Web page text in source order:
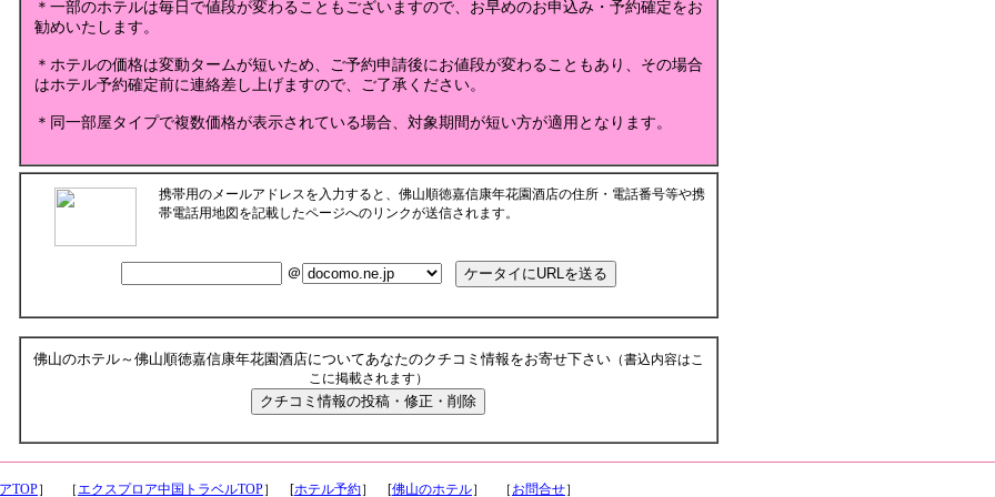
＊一部のホテルは毎日で値段が変わることもございますので、お早めのお申込み・予約確定をお
勧めいたします。
＊ホテルの価格は変動タームが短いため、ご予約申請後にお値段が変わることもあり、その場合
はホテル予約確定前に連絡差し上げますので、ご了承ください。
＊同一部屋タイプで複数価格が表示されている場合、対象期間が短い方が適用となります。
携帯用のメールアドレスを入力すると、佛山順徳嘉信康年花園酒店の住所・電話番号等や携
帯電話用地図を記載したページへのリンクが送信されます。
＠
佛山のホテル～佛山順徳嘉信康年花園酒店についてあなたのクチコミ情報をお寄せ下さい（書込内容はこ
こに掲載されます）
TOP］ ［エクスプロア中国トラベルTOP］ [ホテル予約］ [佛山のホテル］ ［ お問合せ］